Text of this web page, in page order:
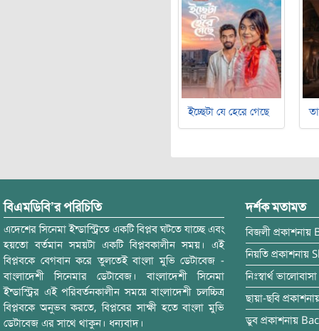
ইচ্ছেটা যে হেরে গেছে
বিএমডিবি’র পরিচিতি
এদেশের সিনেমা ইন্ডাস্ট্রিতে একটি বিপ্লব ঘটতে যাচ্ছে এবং
হয়তো বর্তমান সময়টা একটি বিপ্লবকালীন সময়। এই
বিপ্লবকে বেগবান করে তুলতেই বাংলা মুভি ডেটাবেজ -
বাংলাদেশী সিনেমার ডেটাবেজ। বাংলাদেশী সিনেমা
ইন্ডাস্ট্রির এই পরিবর্তনকালীন সময়ে বাংলাদেশী চলচ্চিত্র
বিপ্লবকে অনুভব করতে, বিপ্লবের সাক্ষী হতে বাংলা মুভি
ডেটাবেজ এর সাথে থাকুন। ধন্যবাদ।
দর্শক মতামত
বিজলী প্রকাশনায়
নিয়তি প্রকাশনায়
নিঃস্বার্থ ভালোবাসা
ছায়া-ছবি
ডুব প্রকাশনায়